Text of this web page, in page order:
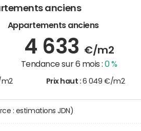
anciens
Appartements anciens
4 633 €/m2
Tendance sur 6 mois :0 %
m2 Prix haut : 6 049 €/m2
m2 (source : estimations JDN)